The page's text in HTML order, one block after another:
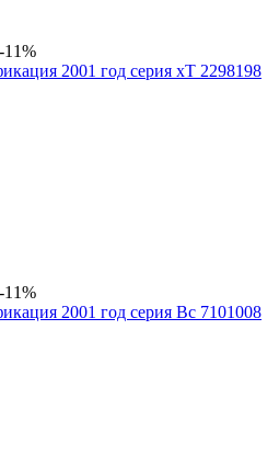
-11%
2001 год серия хТ 2298198
-11%
2001 год серия Вс 7101008